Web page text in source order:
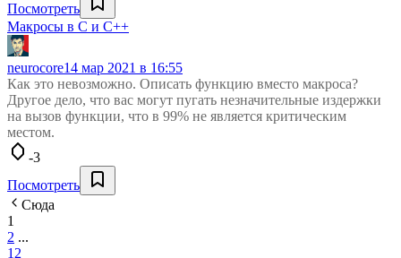
Посмотреть
Макросы в С и С++
neurocore14 мар 2021 в 16:55
Как это невозможно. Описать функцию вместо макроса?
Другое дело, что вас могут пугать незначительные издержки
на вызов функции, что в 99% не является критическим
местом.
-3
Посмотреть
Сюда
1
2 ...
12